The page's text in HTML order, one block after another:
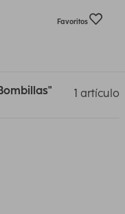
Favoritos
1 artículo